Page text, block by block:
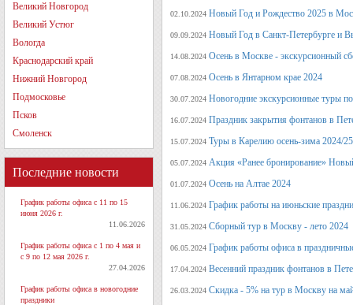
Великий Новгород
Великий Устюг
Вологда
Краснодарский край
Нижний Новгород
Подмосковье
Псков
Смоленск
Последние новости
График работы офиса с 11 по 15
июня 2026 г.
11.06.2026
График работы офиса с 1 по 4 мая и
с 9 по 12 мая 2026 г.
27.04.2026
График работы офиса в новогодние
праздники
02.10.2024 Новый Год и Рождество 2025 в
09.09.2024 Новый Год в Санкт-Петербурге и
14.08.2024 Осень в Москве - экскурсионный
07.08.2024 Осень в Янтарном крае 2024
30.07.2024 Новогодние экскурсионные туры
16.07.2024 Праздник закрытия фонтанов в
15.07.2024 Туры в Карелию осень-зима 2024/25
05.07.2024 Акция «Ранее бронирование»
01.07.2024 Осень на Алтае 2024
11.06.2024 График работы на июньские
31.05.2024 Сборный тур в Москву - лето 2024
06.05.2024 График работы офиса в
17.04.2024 Весенний праздник фонтанов в
26.03.2024 Скидка - 5% на тур в Москву на